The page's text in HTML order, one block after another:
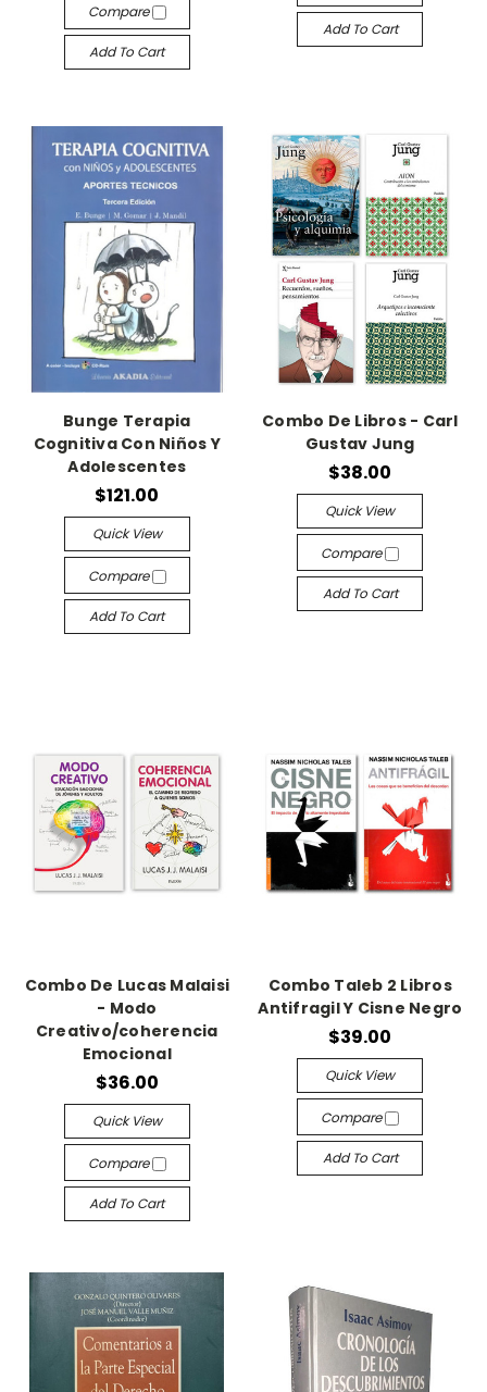
Compare
Add To Cart
Add To Cart
Bunge Terapia
Cognitiva Con Niños Y
Adolescentes
$121.00
Quick View
Compare
Add To Cart
Combo De Libros - Carl
Gustav Jung
$38.00
Quick View
Compare
Add To Cart
Combo De Lucas Malaisi
- Modo
Creativo/coherencia
Emocional
$36.00
Quick View
Compare
Add To Cart
Combo Taleb 2 Libros
Antifragil Y Cisne Negro
$39.00
Quick View
Compare
Add To Cart